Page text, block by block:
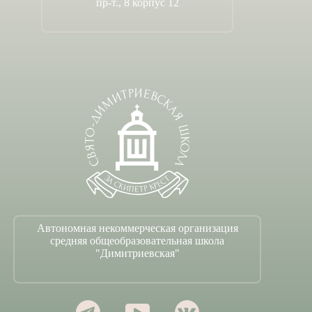
Автономная некоммерческая организация
средняя общеобразовательная школа
"Димитриевская"